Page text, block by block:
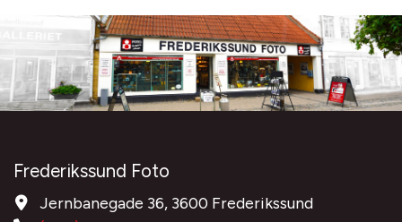
Frederikssund Foto
Jernbanegade 36, 3600 Frederikssund